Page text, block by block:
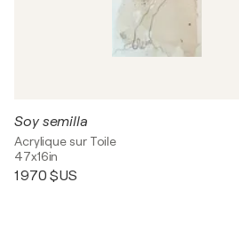
Soy semilla
Acrylique sur Toile
47x16in
1 970 $US